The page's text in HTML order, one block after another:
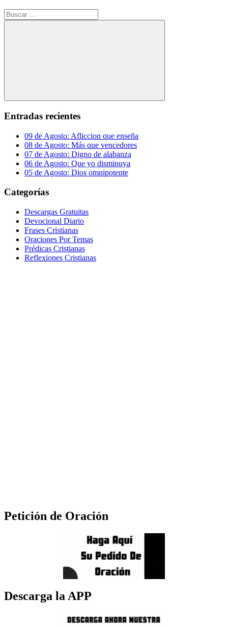
Buscar:
Buscar
Entradas recientes
09 de Agosto: Afliccion que enseña
08 de Agosto: Más que vencedores
07 de Agosto: Digno de alabanza
06 de Agosto: Que yo disminuya
05 de Agosto: Dios omnipotente
Categorías
Descargas Gratuitas
Devocional Diario
Frases Cristianas
Oraciones Por Temas
Prédicas Cristianas
Reflexiones Cristianas
Petición de Oración
Descarga la APP